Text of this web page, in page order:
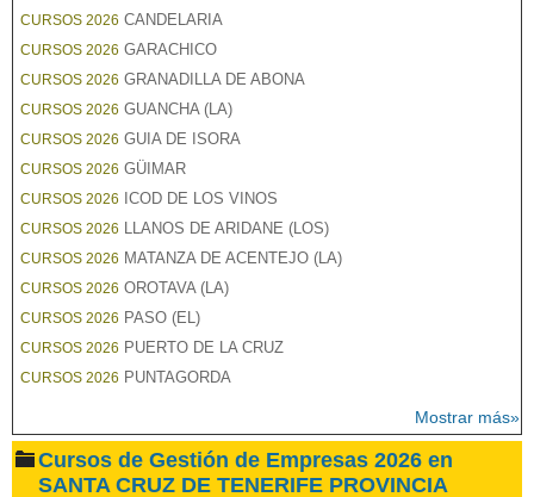
CURSOS 2026 CANDELARIA
CURSOS 2026 GARACHICO
CURSOS 2026 GRANADILLA DE ABONA
CURSOS 2026 GUANCHA (LA)
CURSOS 2026 GUIA DE ISORA
CURSOS 2026 GÜIMAR
CURSOS 2026 ICOD DE LOS VINOS
CURSOS 2026 LLANOS DE ARIDANE (LOS)
CURSOS 2026 MATANZA DE ACENTEJO (LA)
CURSOS 2026 OROTAVA (LA)
CURSOS 2026 PASO (EL)
CURSOS 2026 PUERTO DE LA CRUZ
CURSOS 2026 PUNTAGORDA
Mostrar más»
Cursos de Gestión de Empresas 2026 en
SANTA CRUZ DE TENERIFE PROVINCIA